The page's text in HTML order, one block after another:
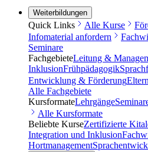
Weiterbildungen
Quick Links Alle Kurse
Infomaterial anfordern
Seminare
FachgebieteLeitung &
InklusionFrühpädagogik
Entwicklung & Förderung
Alle Fachgebiete
KursformateLehrgänge
Alle Kursformate
Beliebte KurseZertifizierte
Integration und Inklusion
Hortmanagement